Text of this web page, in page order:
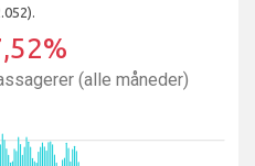
(alle måneder)